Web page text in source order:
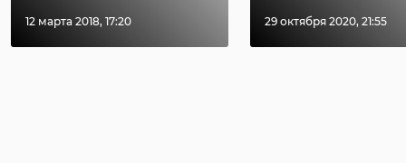
12 марта 2018, 17:20 29 октября 2020, 21:55